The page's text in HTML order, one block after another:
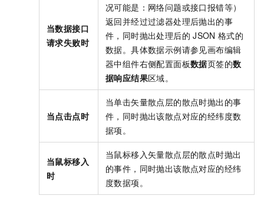
当数据接口
请求失败时
况可能是：网络问题或接口报错等）
返回并经过过滤器处理后抛出的事
件，同时抛出处理后的 JSON 格式的
数据。具体数据示例请参见画布编辑
器中组件右侧配置面板数据页签的数
据响应结果区域。
当点击点时
当单击矢量散点层的散点时抛出的事
件，同时抛出该散点对应的经纬度数
据项。
当鼠标移入
时
当鼠标移入矢量散点层的散点时抛出
的事件，同时抛出该散点对应的经纬
度数据项。